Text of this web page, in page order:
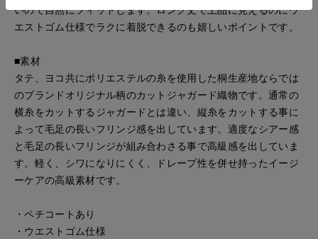
いので自然にフィットします。ロング丈で上品に見えるのにウ
エストゴム仕様でラクに着脱できるのも嬉しいポイントです。
■素材
タテ、ヨコ共にポリエステルの糸を使用した桐生産地ならでは
のブランドオリジナル柄のカットジャガード織物です。通常の
横糸をカットするジャガードとは違い、縦糸をカットする事に
よって毛足の長いフリンジ感を出しています。適度なシアー感
と毛足の長いフリンジが組み合わさる事で高級感を出していま
す。軽く、シワになりにくく、ドレープ性を併せ持ったイージ
ーケアの高級素材です。
・ペチコートあり
・ウエストゴム仕様